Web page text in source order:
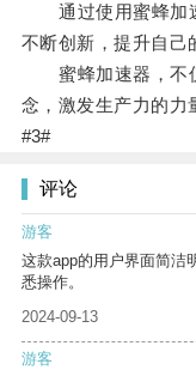
通过使用蜜蜂加速
不断创新，提升自己
蜜蜂加速器，不仅
念，激发生产力的力
#3#
评论
游客
这款app的用户界面简洁
悉操作。
2024-09-13
游客